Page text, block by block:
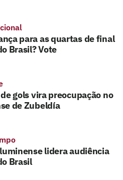
para as quartas de final
Brasil? Vote
gols vira preocupação no
de Zubeldía
lidera audiência
Brasil